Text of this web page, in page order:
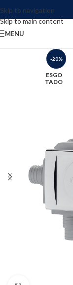
Skip to navigation
Skip to main content
MENU
-20%
ESGO
TADO